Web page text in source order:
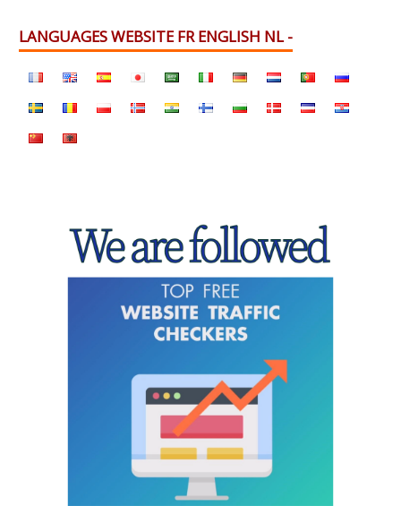
LANGUAGES WEBSITE FR ENGLISH NL -